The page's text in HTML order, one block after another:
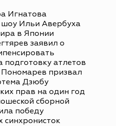
Игнатова
шоу Ильи Авербуха
в Японии
заявил о
подготовку атлетов
призвал
Дзюбу
прав на один год
сборной
победу
синхронисток